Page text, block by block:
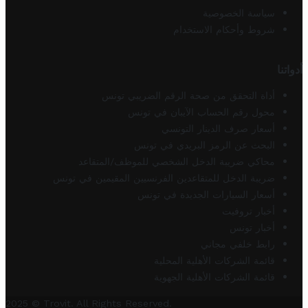
سياسة الخصوصية
شروط وأحكام الاستخدام
أدواتنا
أداة التحقق من صحة الرقم الضريبي تونس
محول رقم الحساب الآيبان في تونس
أسعار صرف الدينار التونسي
البحث عن الرمز البريدي في تونس
محاكي ضريبة الدخل الشخصي للموظف/المتقاعد
ضريبة الدخل للمتقاعدين الفرنسيين المقيمين في تونس
أسعار السيارات الجديدة في تونس
أخبار تروفيت
أخبار تونس
رابط خلفي مجاني
قائمة الشركات الأهلية المحلية
قائمة الشركات الأهلية الجهوية
2025 © Trovit. All Rights Reserved.